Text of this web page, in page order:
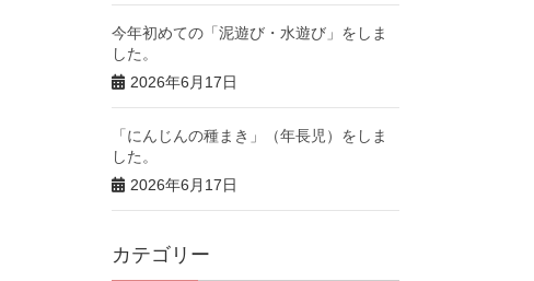
今年初めての「泥遊び・水遊び」をしま
した。
2026年6月17日
「にんじんの種まき」（年長児）をしま
した。
2026年6月17日
カテゴリー